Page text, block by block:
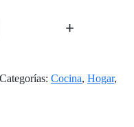
+
Categorías: Cocina, Hogar,